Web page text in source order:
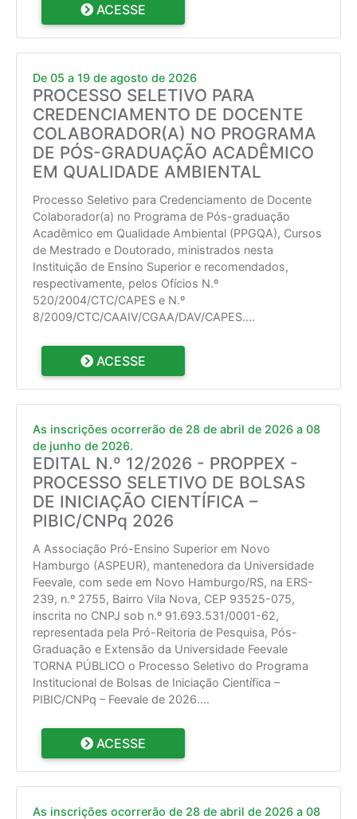
ACESSE
De 05 a 19 de agosto de 2026
PROCESSO SELETIVO PARA
CREDENCIAMENTO DE DOCENTE
COLABORADOR(A) NO PROGRAMA
DE PÓS-GRADUAÇÃO ACADÊMICO
EM QUALIDADE AMBIENTAL
Processo Seletivo para Credenciamento de Docente
Colaborador(a) no Programa de Pós-graduação
Acadêmico em Qualidade Ambiental (PPGQA), Cursos
de Mestrado e Doutorado, ministrados nesta
Instituição de Ensino Superior e recomendados,
respectivamente, pelos Ofícios N.º
520/2004/CTC/CAPES e N.º
8/2009/CTC/CAAIV/CGAA/DAV/CAPES....
ACESSE
As inscrições ocorrerão de 28 de abril de 2026 a 08
de junho de 2026.
EDITAL N.º 12/2026 - PROPPEX -
PROCESSO SELETIVO DE BOLSAS
DE INICIAÇÃO CIENTÍFICA –
PIBIC/CNPq 2026
A Associação Pró-Ensino Superior em Novo
Hamburgo (ASPEUR), mantenedora da Universidade
Feevale, com sede em Novo Hamburgo/RS, na ERS-
239, n.º 2755, Bairro Vila Nova, CEP 93525-075,
inscrita no CNPJ sob n.º 91.693.531/0001-62,
representada pela Pró-Reitoria de Pesquisa, Pós-
Graduação e Extensão da Universidade Feevale
TORNA PÚBLICO o Processo Seletivo do Programa
Institucional de Bolsas de Iniciação Científica –
PIBIC/CNPq – Feevale de 2026....
ACESSE
As inscrições ocorrerão de 28 de abril de 2026 a 08